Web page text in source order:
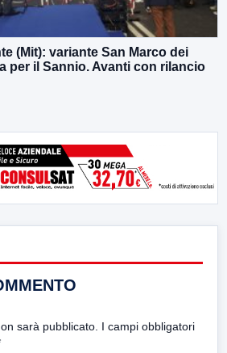
(Mit): variante San Marco dei
per il Sannio. Avanti con rilancio
sarà pubblicato. I campi obbligatori